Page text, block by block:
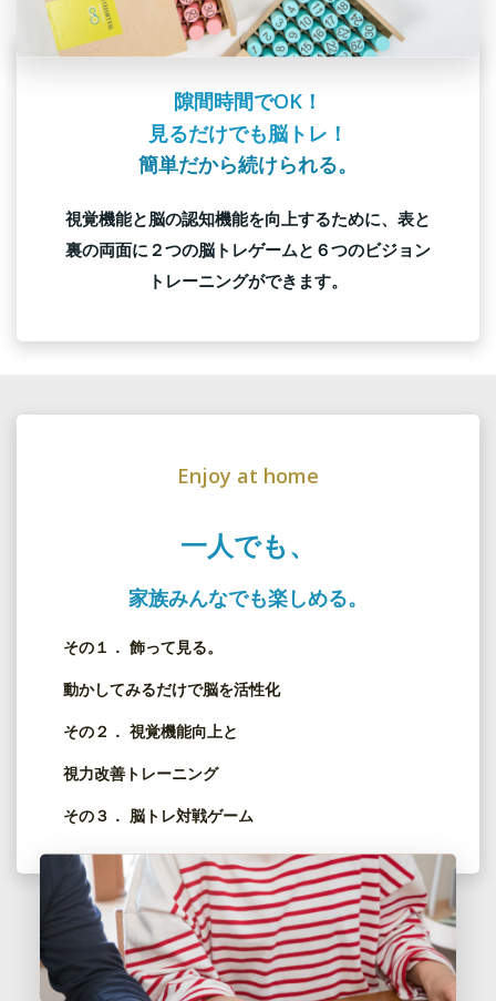
隙間時間でOK！
見るだけでも脳トレ！
簡単だから続けられる。
視覚機能と脳の認知機能を向上するために、表と
裏の両面に２つの脳トレゲームと６つのビジョン
トレーニングができます。
Enjoy at home
一人でも、
家族みんなでも楽しめる。
その１． 飾って見る。
動かしてみるだけで脳を活性化
その２． 視覚機能向上と
視力改善トレーニング
その３． 脳トレ対戦ゲーム